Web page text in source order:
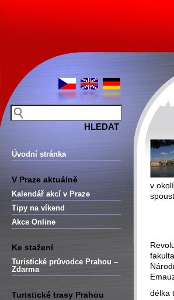
Úvodní stránka
V Praze aktuálně
Kalendář akcí v Praze
Tipy na víkend
Akce Online
Ke stažení
Turistické průvodce Prahou –
Zdarma
Turistické trasy Prahou
v
délka